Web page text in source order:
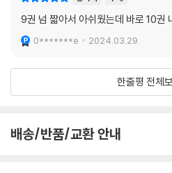
9권 넘 짧아서 아쉬웠는데 바로 10권
0*******e 2024.03.29.
한줄평 전체
배송/반품/교환 안내